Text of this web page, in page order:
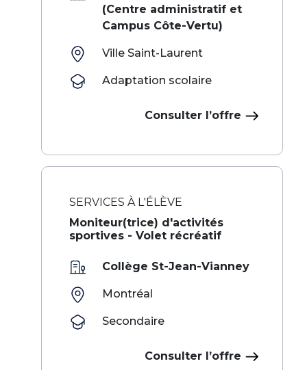
(Centre administratif et
Campus Côte-Vertu)
Ville Saint-Laurent
Adaptation scolaire
Consulter l’offre
SERVICES À L'ÉLÈVE
‌ ‍ ​‍​‍‌‍Moniteur(trice) d'activités
sportives - Volet récréatif​​​ ‌ ​‍‌‍‍‌‌‍‌ ‌‍‍‌‌‍ ‍​‍​‍​ ‍‍​‍​‍‌ ​ ‌‍​‌‌‍ ‍‌‍‍‌‌ ‌​‌ ‍‌​‍ ‍‌‍‍‌‌‍ ​‍​‍​‍ ​​‍​‍‌‍‍​‌ ​‍‌‍‌‌‌‍‌‍​‍​‍​ ‍‍​‍​‍‌‍‍​‌ ‌​‌ ‌​‌ ​​‌ ​ ​ ‍‍​‍ ​‍ ‌‍​ ‌ ​ ‌‍‍‍‌ ‌‍​‍ ‌‌ ​ ‌ ‌​‌ ‌‌‌‍‌​‌‍‍‌‌‍ ​
Collège St-Jean-Vianney
Montréal
Secondaire
Consulter l’offre